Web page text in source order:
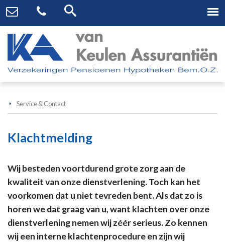
Service & Contact
Klachtmelding
Wij besteden voortdurend grote zorg aan de
kwaliteit van onze dienstverlening. Toch kan het
voorkomen dat u niet tevreden bent. Als dat zo is
horen we dat graag van u, want klachten over onze
dienstverlening nemen wij zéér serieus. Zo kennen
wij een interne klachtenprocedure en zijn wij